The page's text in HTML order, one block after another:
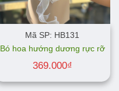
Mã SP: HB131
Bó hoa hướng dương rực rỡ
369.000₫